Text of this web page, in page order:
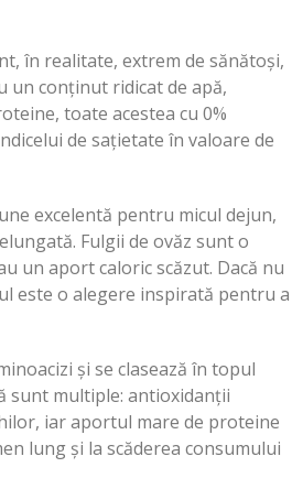
în realitate, extrem de sănătoși,
un conținut ridicat de apă,
toate acestea cu 0%
de sațietate în valoare de
excelentă pentru micul dejun,
Fulgii de ovăz sunt o
un aport caloric scăzut. Dacă nu
este o alegere inspirată pentru a
și se clasează în topul
sunt multiple: antioxidanții
iar aportul mare de proteine
lung și la scăderea consumului